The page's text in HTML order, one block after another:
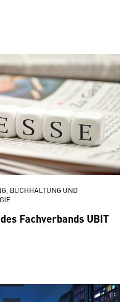
BUCHHALTUNG UND
Fachverbands UBIT